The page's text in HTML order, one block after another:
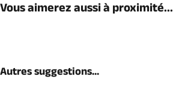
Vous aimerez aussi à proximité...
Autres suggestions...